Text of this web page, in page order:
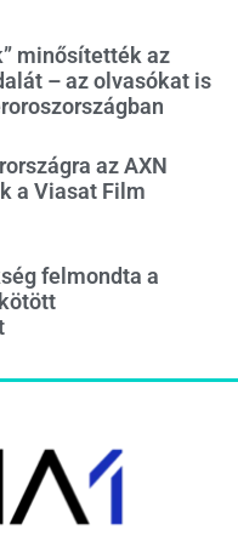
minősítették az
– az olvasókat is
az AXN
a Viasat Film
felmondta a